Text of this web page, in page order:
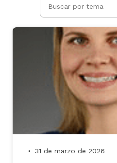
● 31 de marzo de 2026